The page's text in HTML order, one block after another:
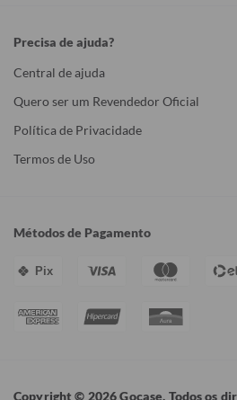
Precisa de ajuda?
Central de ajuda
Quero ser um Revendedor Oficial
Política de Privacidade
Termos de Uso
Métodos de Pagamento
Pix
Copyright © 2026 Gocase. Todos os